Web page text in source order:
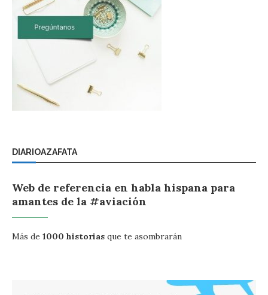
DIARIOAZAFATA
Web de referencia en habla hispana para
amantes de la #aviación
Más de 1000 historias que te asombrarán